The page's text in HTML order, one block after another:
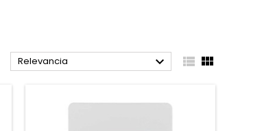
Relevancia   